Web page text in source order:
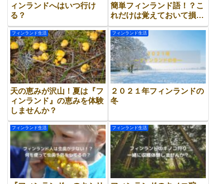
ィンランドへはいつ行け
る？
簡単フィンランド語！？こ
れだけは覚えておいて損は
なし！
フィンランド生活
天の恵みが沢山！夏は『フ
ィンランド』の恵みを体験
しませんか？
フィンランド生活
２０２１年フィンランドの
冬
フィンランド生活 フィンランド生活